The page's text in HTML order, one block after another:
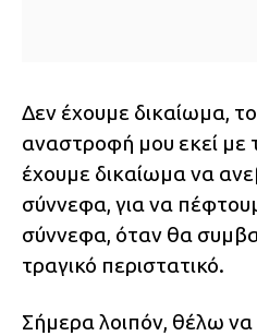
Δεν έχουμε δικαίωμα,
αναστροφή μου εκεί με
έχουμε δικαίωμα να
σύννεφα, για να
σύννεφα, όταν θα
τραγικό περιστατικό.
Σήμερα λοιπόν, θέλω